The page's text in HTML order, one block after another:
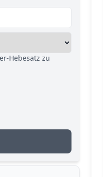
Hebesatz zu